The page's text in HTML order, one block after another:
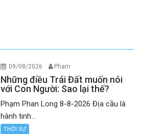
09/08/2026 Pham
Những điều Trái Đất muốn nói
với Con Người: Sao lại thế?
Phạm Phan Long 8-8-2026 Địa cầu là
hành tinh...
THỜI SỰ